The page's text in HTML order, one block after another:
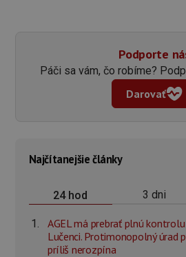
Podporte
Páči sa vám, čo robíme?
Darovať
Najčítanejšie články
24 hod 3 dni
AGEL má prebrať plnú
Lučenci. Protimonopolný úrad
príliš nerozpína